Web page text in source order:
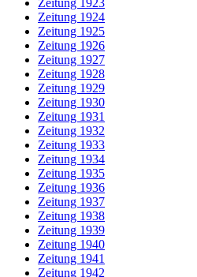
Zeitung 1923
Zeitung 1924
Zeitung 1925
Zeitung 1926
Zeitung 1927
Zeitung 1928
Zeitung 1929
Zeitung 1930
Zeitung 1931
Zeitung 1932
Zeitung 1933
Zeitung 1934
Zeitung 1935
Zeitung 1936
Zeitung 1937
Zeitung 1938
Zeitung 1939
Zeitung 1940
Zeitung 1941
Zeitung 1942